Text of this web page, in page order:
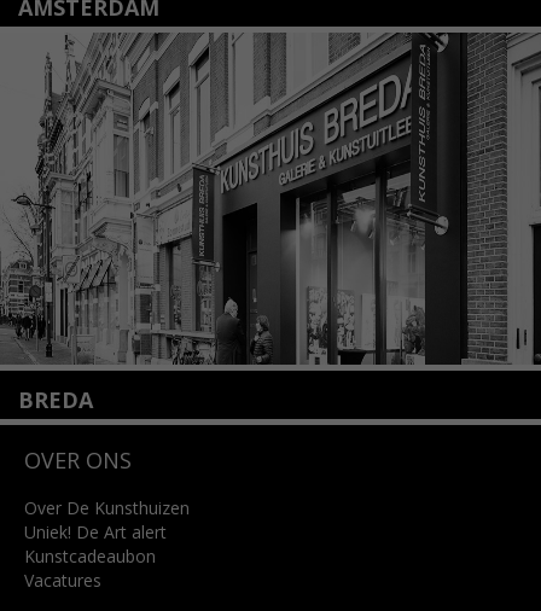
AMSTERDAM
Amstelveenseweg 135
1075 VX Amsterdam
+31 (0)20 2332546
info@kunsthuisamsterdam.nl
Lees meer
BREDA
4818 SB Breda
info@kunsthuisbreda.nl
Lees meer
OVER ONS
Over De Kunsthuizen
Uniek! De Art alert
Kunstcadeaubon
Vacatures